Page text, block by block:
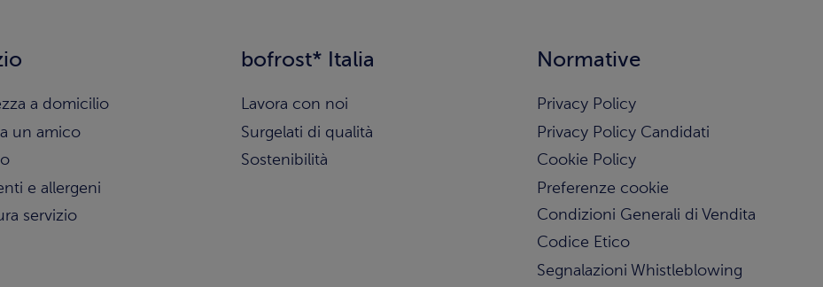
a domicilio
un amico
e allergeni
servizio
bofrost* Italia
Lavora con noi
Surgelati di qualità
Sostenibilità
Normative
Privacy Policy
Privacy Policy Candidati
Cookie Policy
Preferenze cookie
Condizioni Generali di Vendita
Codice Etico
Segnalazioni Whistleblowing